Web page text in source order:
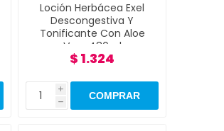
Loción Herbácea Exel
Descongestiva Y
Tonificante Con Aloe
Vera 480ml
$ 1.324
i
h